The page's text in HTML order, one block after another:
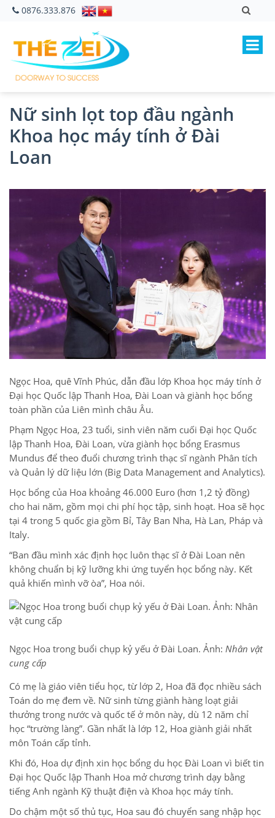
0876.333.876
Nữ sinh lọt top đầu ngành
Khoa học máy tính ở Đài
Loan
Ngọc Hoa, quê Vĩnh Phúc, dẫn đầu lớp Khoa học máy tính ở
Đại học Quốc lập Thanh Hoa, Đài Loan và giành học bổng
toàn phần của Liên mình châu Âu.
Phạm Ngọc Hoa, 23 tuổi, sinh viên năm cuối Đại học Quốc
lập Thanh Hoa, Đài Loan, vừa giành học bổng Erasmus
Mundus để theo đuổi chương trình thạc sĩ ngành Phân tích
và Quản lý dữ liệu lớn (Big Data Management and Analytics).
Học bổng của Hoa khoảng 46.000 Euro (hơn 1,2 tỷ đồng)
cho hai năm, gồm mọi chi phí học tập, sinh hoạt. Hoa sẽ học
tại 4 trong 5 quốc gia gồm Bỉ, Tây Ban Nha, Hà Lan, Pháp và
Italy.
“Ban đầu mình xác định học luôn thạc sĩ ở Đài Loan nên
không chuẩn bị kỹ lưỡng khi ứng tuyển học bổng này. Kết
quả khiến mình vỡ òa”, Hoa nói.
Ngọc Hoa trong buổi chụp kỷ yếu ở Đài Loan. Ảnh: Nhân vật
cung cấp
Có mẹ là giáo viên tiểu học, từ lớp 2, Hoa đã đọc nhiều sách
Toán do mẹ đem về. Nữ sinh từng giành hàng loạt giải
thưởng trong nước và quốc tế ở môn này, dù 12 năm chỉ
học “trường làng”. Gần nhất là lớp 12, Hoa giành giải nhất
môn Toán cấp tỉnh.
Khi đó, Hoa dự định xin học bổng du học Đài Loan vì biết tin
Đại học Quốc lập Thanh Hoa mở chương trình dạy bằng
tiếng Anh ngành Kỹ thuật điện và Khoa học máy tính.
Do chậm một số thủ tục, Hoa sau đó chuyển sang nhập học